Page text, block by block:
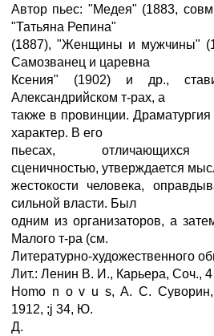
Автор пьес: "Медея" (1883,
"Татьяна Репина"
(1887), "Женщины и мужчины"
Самозванец и царевна
Ксения" (1902) и др.,
Александрийском т-рах, а
также в провинции.
характер. В его
пьесах, отличающихся
сценичностью, утверждается
жестокости человека,
сильной власти. Был
одним из организаторов, а
Малого т-ра (см.
Литературно-художественного
Лит.: Ленин В. И., Карьера, Соч., 4
Homo n o v u s, A. C. Суворин,
1912, ;ј 34, Ю.
Д.